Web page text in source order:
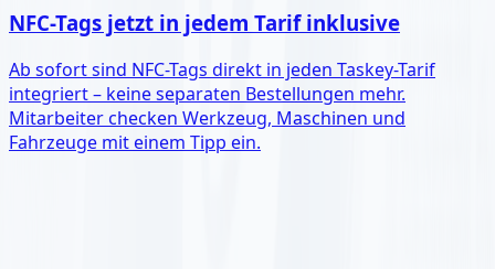
NFC-Tags jetzt in jedem Tarif inklusive
Ab sofort sind NFC-Tags direkt in jeden Taskey-Tarif
integriert – keine separaten Bestellungen mehr.
Mitarbeiter checken Werkzeug, Maschinen und
Fahrzeuge mit einem Tipp ein.